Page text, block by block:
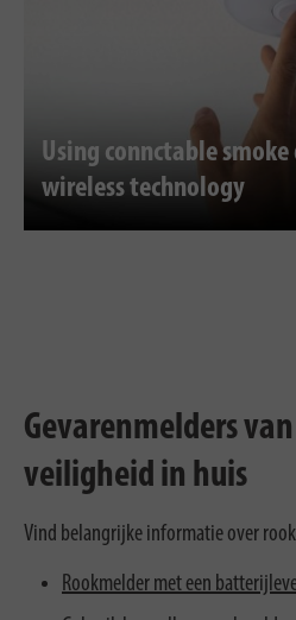
Using connctable
wireless technology
Gevarenmelders
veiligheid in huis
Vind belangrijke informatie over
Rookmelder met een